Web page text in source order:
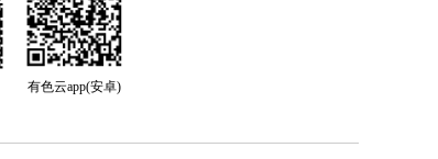
有色云app(安卓)